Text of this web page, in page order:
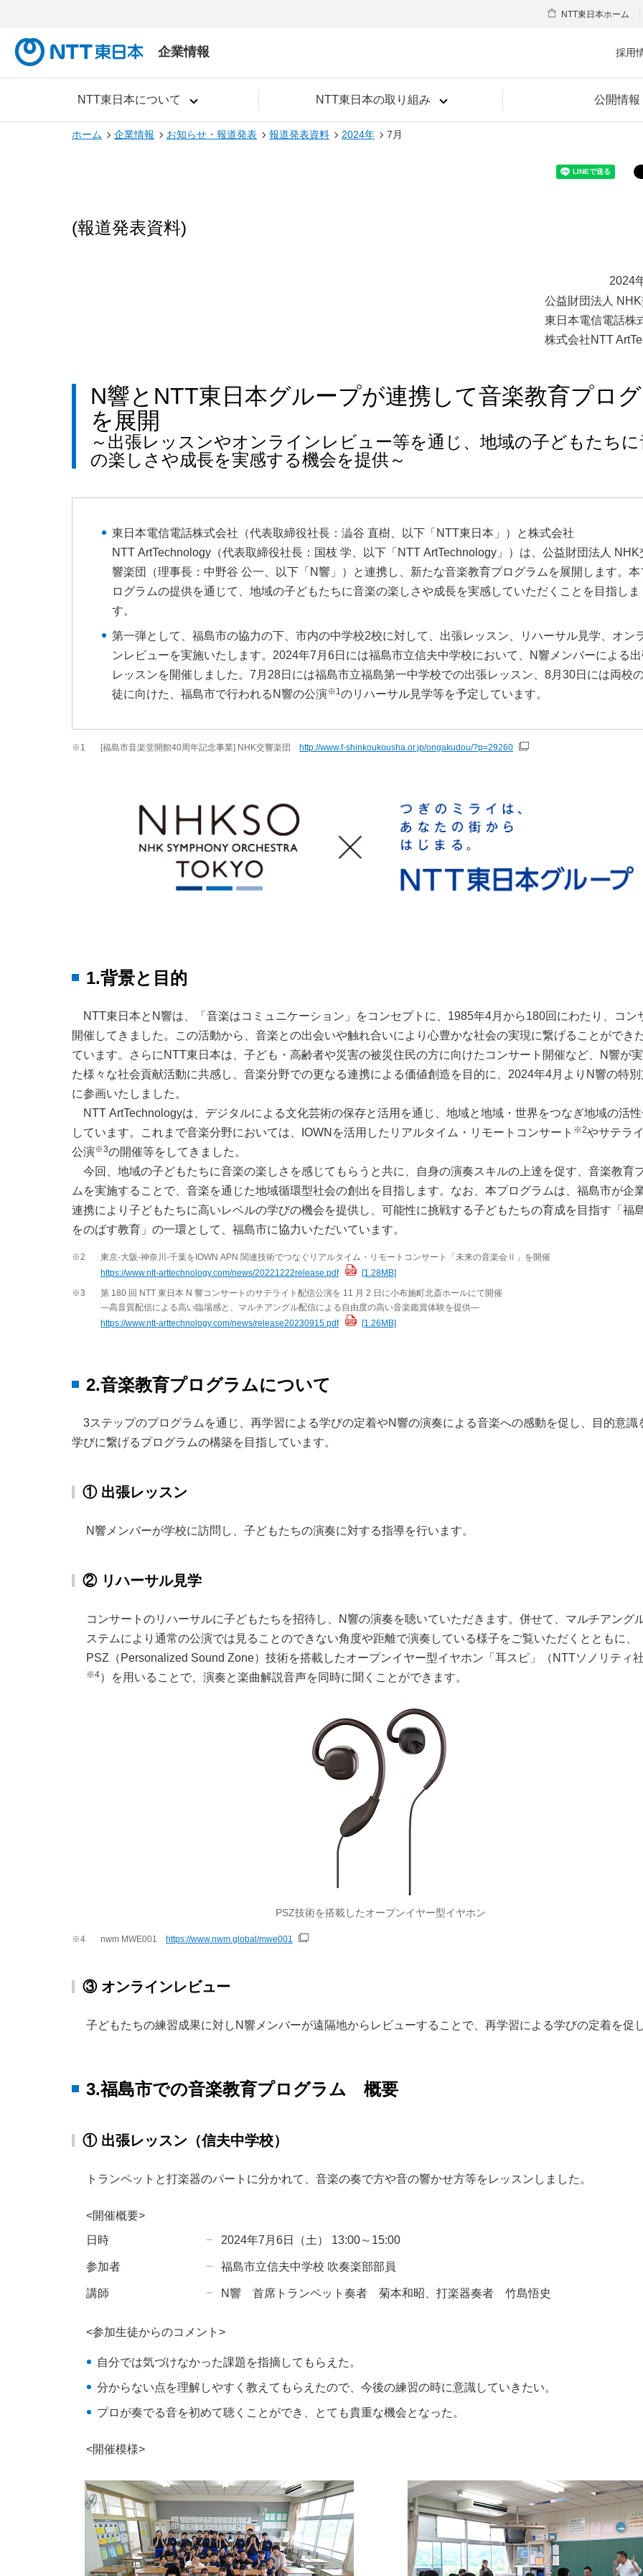
企業情報
NTT東日本について NTT東日本の取り組み 公開情報
NTT東日本ホーム
採用
ホーム 企業情報 お知らせ・報道発表 報道発表資料 2024年 7月
(報道発表資料)
2024
公益財団法人
東日本電信電話株
株式会社NTT
N響とNTT東日本グループが連携して音楽教育プロ
を展開
～出張レッスンやオンラインレビュー等を通じ、地域の子どもたちに
の楽しさや成長を実感する機会を提供～
東日本電信電話株式会社（代表取締役社長：澁谷 直樹、以下「NTT東日本」）と株式会社
NTT ArtTechnology（代表取締役社長：国枝 学、以下「NTT ArtTechnology」）は、公益財団法人 NHK
響楽団（理事長：中野谷 公一、以下「N響」）と連携し、新たな音楽教育プログラムを展開します。本
ログラムの提供を通じて、地域の子どもたちに音楽の楽しさや成長を実感していただくことを目指しま
す。
第一弾として、福島市の協力の下、市内の中学校2校に対して、出張レッスン、リハーサル見学、オン
ンレビューを実施いたします。2024年7月6日には福島市立信夫中学校において、N響メンバーによる
レッスンを開催しました。7月28日には福島市立福島第一中学校での出張レッスン、8月30日には両校
徒に向けた、福島市で行われるN響の公演※1のリハーサル見学等を予定しています。
※1 [福島市音楽堂開館40周年記念事業] NHK交響楽団 http://www.f-shinkoukousha.or.jp/ongakudou/?p=29260
1.背景と目的
NTT東日本とN響は、「音楽はコミュニケーション」をコンセプトに、1985年4月から180回にわたり、コン
開催してきました。この活動から、音楽との出会いや触れ合いにより心豊かな社会の実現に繋げることができ
ています。さらにNTT東日本は、子ども・高齢者や災害の被災住民の方に向けたコンサート開催など、N響が
た様々な社会貢献活動に共感し、音楽分野での更なる連携による価値創造を目的に、2024年4月よりN響の特
に参画いたしました。
NTT ArtTechnologyは、デジタルによる文化芸術の保存と活用を通じ、地域と地域・世界をつなぎ地域の活
しています。これまで音楽分野においては、IOWNを活用したリアルタイム・リモートコンサート ※2やサテラ
公演※3の開催等をしてきました。
今回、地域の子どもたちに音楽の楽しさを感じてもらうと共に、自身の演奏スキルの上達を促す、音楽教育
ムを実施することで、音楽を通じた地域循環型社会の創出を目指します。なお、本プログラムは、福島市が企
連携により子どもたちに高いレベルの学びの機会を提供し、可能性に挑戦する子どもたちの育成を目指す「福
をのばす教育」の一環として、福島市に協力いただいています。
※2
東京-大阪-神奈川-千葉をIOWN APN 関連技術でつなぐリアルタイム・リモートコンサート「未来の音楽会Ⅱ」を開催
https://www.ntt-arttechnology.com/news/20221222release.pdf
[1.28MB]
※3
第 180 回 NTT 東日本 N 響コンサートのサテライト配信公演を 11 月 2 日に小布施町北斎ホールにて開催
―高音質配信による高い臨場感と、マルチアングル配信による自由度の高い音楽鑑賞体験を提供―
https://www.ntt-arttechnology.com/news/release20230915.pdf
[1.26MB]
2.音楽教育プログラムについて
3ステップのプログラムを通じ、再学習による学びの定着やN響の演奏による音楽への感動を促し、目的意識
学びに繋げるプログラムの構築を目指しています。
① 出張レッスン
N響メンバーが学校に訪問し、子どもたちの演奏に対する指導を行います。
② リハーサル見学
コンサートのリハーサルに子どもたちを招待し、N響の演奏を聴いていただきます。併せて、マルチアング
ステムにより通常の公演では見ることのできない角度や距離で演奏している様子をご覧いただくとともに、
PSZ（Personalized Sound Zone）技術を搭載したオープンイヤー型イヤホン「耳スピ」（NTTソノリティ
※4）を用いることで、演奏と楽曲解説音声を同時に聞くことができます。
PSZ技術を搭載したオープンイヤー型イヤホン
※4 nwm MWE001 https://www.nwm.global/mwe001
③ オンラインレビュー
子どもたちの練習成果に対しN響メンバーが遠隔地からレビューすることで、再学習による学びの定着を促
3.福島市での音楽教育プログラム 概要
① 出張レッスン（信夫中学校）
トランペットと打楽器のパートに分かれて、音楽の奏で方や音の響かせ方等をレッスンしました。
<開催概要>
日時
2024年7月6日（土） 13:00～15:00
参加者 福島市立信夫中学校 吹奏楽部部員
講師 N響 首席トランペット奏者 菊本和昭、打楽器奏者 竹島悟史
<参加生徒からのコメント>
自分では気づけなかった課題を指摘してもらえた。
分からない点を理解しやすく教えてもらえたので、今後の練習の時に意識していきたい。
プロが奏でる音を初めて聴くことができ、とても貴重な機会となった。
<開催模様>